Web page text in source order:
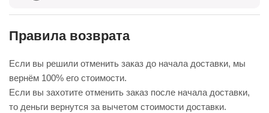
Правила возврата
Если вы решили отменить заказ до начала доставки, мы
вернём 100% его стоимости.
Если вы захотите отменить заказ после начала доставки,
то деньги вернутся за вычетом стоимости доставки.